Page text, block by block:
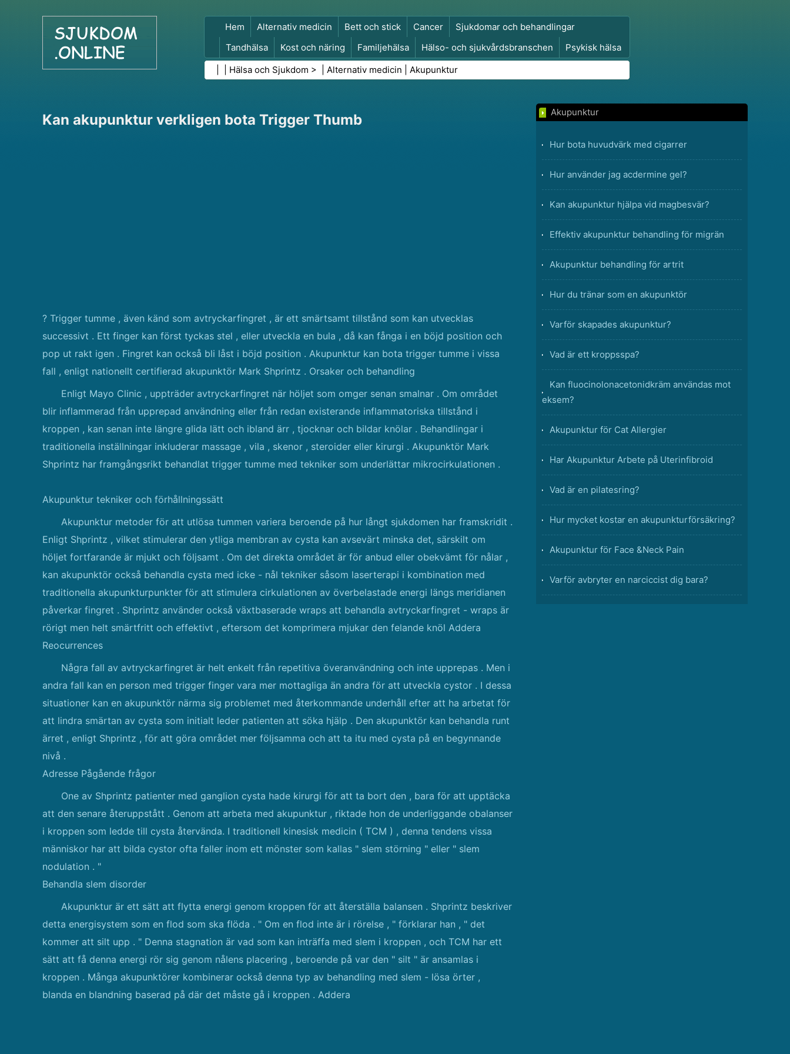
Hem Alternativ medicin Bett och stick Cancer
Sjukdomar och behandlingar
Tandhälsa
Kost och näring Familjehälsa Hälso- och sjukvårdsbranschen
Psykisk hälsa
Folkhälsa och säkerhet
Kirurgi och ingrepp Hälsa
Hälsa och Sjukdom > | Alternativ medicin Akupunktur
Kan akupunktur verkligen bota Trigger Thumb
? Trigger tumme , även känd som avtryckarfingret , är ett smärtsamt tillstånd som kan utvecklas
successivt . Ett finger kan först tyckas stel , eller utveckla en bula , då kan fånga i en böjd position och
pop ut rakt igen . Fingret kan också bli låst i böjd position . Akupunktur kan bota trigger tumme i vissa
fall , enligt nationellt certifierad akupunktör Mark Shprintz . Orsaker och behandling
Enligt Mayo Clinic , uppträder avtryckarfingret när höljet som omger senan smalnar . Om området
blir inflammerad från upprepad användning eller från redan existerande inflammatoriska tillstånd i
kroppen , kan senan inte längre glida lätt och ibland ärr , tjocknar och bildar knölar . Behandlingar i
traditionella inställningar inkluderar massage , vila , skenor , steroider eller kirurgi . Akupunktör Mark
Shprintz har framgångsrikt behandlat trigger tumme med tekniker som underlättar mikrocirkulationen .
Akupunktur tekniker och förhållningssätt
Akupunktur metoder för att utlösa tummen variera beroende på hur långt sjukdomen har framskridit .
Enligt Shprintz , vilket stimulerar den ytliga membran av cysta kan avsevärt minska det, särskilt om
höljet fortfarande är mjukt och följsamt . Om det direkta området är för anbud eller obekvämt för nålar ,
kan akupunktör också behandla cysta med icke - nål tekniker såsom laserterapi i kombination med
traditionella akupunkturpunkter för att stimulera cirkulationen av överbelastade energi längs meridianen
påverkar fingret . Shprintz använder också växtbaserade wraps att behandla avtryckarfingret - wraps är
rörigt men helt smärtfritt och effektivt , eftersom det komprimera mjukar den felande knöl Addera
Reocurrences
Några fall av avtryckarfingret är helt enkelt från repetitiva överanvändning och inte upprepas . Men i
andra fall kan en person med trigger finger vara mer mottagliga än andra för att utveckla cystor . I dessa
situationer kan en akupunktör närma sig problemet med återkommande underhåll efter att ha arbetat för
att lindra smärtan av cysta som initialt leder patienten att söka hjälp . Den akupunktör kan behandla runt
ärret , enligt Shprintz , för att göra området mer följsamma och att ta itu med cysta på en begynnande
nivå .
Adresse Pågående frågor
One av Shprintz patienter med ganglion cysta hade kirurgi för att ta bort den , bara för att upptäcka
att den senare återuppstått . Genom att arbeta med akupunktur , riktade hon de underliggande obalanser
i kroppen som ledde till cysta återvända. I traditionell kinesisk medicin ( TCM ) , denna tendens vissa
människor har att bilda cystor ofta faller inom ett mönster som kallas " slem störning " eller " slem
nodulation . "
Behandla slem disorder
Akupunktur är ett sätt att flytta energi genom kroppen för att återställa balansen . Shprintz beskriver
detta energisystem som en flod som ska flöda . " Om en flod inte är i rörelse , " förklarar han , " det
kommer att silt upp . " Denna stagnation är vad som kan inträffa med slem i kroppen , och TCM har ett
sätt att få denna energi rör sig genom nålens placering , beroende på var den " silt " är ansamlas i
kroppen . Många akupunktörer kombinerar också denna typ av behandling med slem - lösa örter ,
blanda en blandning baserad på där det måste gå i kroppen . Addera
Akupunktur
Hur bota huvudvärk med cigarrer
Hur använder jag acdermine gel?
Kan akupunktur hjälpa vid magbesvär?
Effektiv akupunktur behandling för migrän
Akupunktur behandling för artrit
Hur du tränar som en akupunktör
Varför skapades akupunktur?
Vad är ett kroppsspa?
Kan fluocinolonacetonidkräm användas mot
eksem?
Akupunktur för Cat Allergier
Har Akupunktur Arbete på Uterinfibroid
Vad är en pilatesring?
Hur mycket kostar en akupunkturförsäkring?
Akupunktur för Face &Neck Pain
Varför avbryter en narciccist dig bara?